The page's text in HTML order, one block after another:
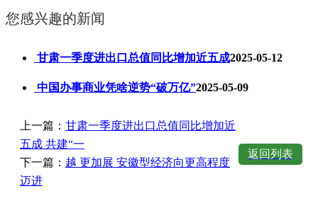
您感兴趣的新闻
甘肃一季度进出口总值同比增加近五成2025-05-12
中国办事商业凭啥逆势“破万亿”2025-05-09
上一篇： 甘肃一季度进出口总值同比增加近
五成 共建“一
下一篇： 越 更加展 安徽型经济向更高程度
迈进
返回列表